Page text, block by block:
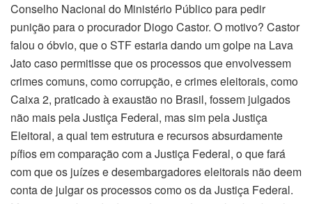
Conselho Nacional do Ministério Público para pedir
punição para o procurador Diogo Castor. O motivo? Castor
falou o óbvio, que o STF estaria dando um golpe na Lava
Jato caso permitisse que os processos que envolvessem
crimes comuns, como corrupção, e crimes eleitorais, como
Caixa 2, praticado à exaustão no Brasil, fossem julgados
não mais pela Justiça Federal, mas sim pela Justiça
Eleitoral, a qual tem estrutura e recursos absurdamente
pífios em comparação com a Justiça Federal, o que fará
com que os juízes e desembargadores eleitorais não deem
conta de julgar os processos como os da Justiça Federal.